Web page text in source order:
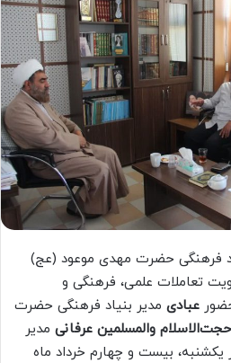
فرهنگی حضرت مهدی موعود (عج)
تعاملات علمی، فرهنگی و
عبادی مدیر بنیاد فرهنگی حضرت
حجت‌الاسلام والمسلمین عرفانی مدیر
بیست و چهارم خرداد ماه